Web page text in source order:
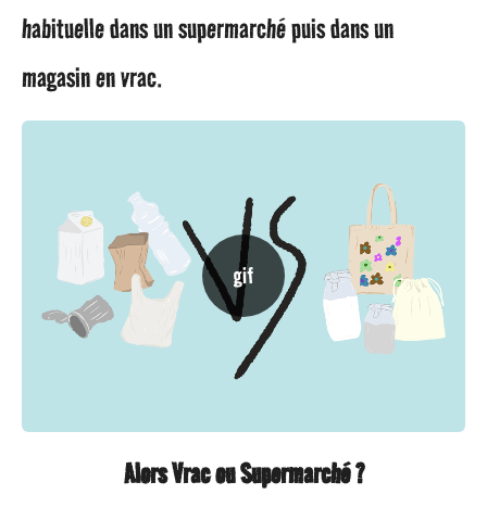
habituelle dans un supermarché puis dans un
magasin en vrac.
Alors Vrac ou Supermarché ?